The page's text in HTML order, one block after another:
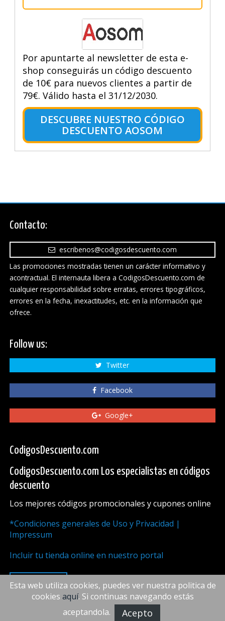
Por apuntarte al newsletter de esta e-
shop conseguirás un código descuento
de 10€ para nuevos clientes a partir de
79€. Válido hasta el 31/12/2030.
DESCUBRE NUESTRO CÓDIGO
DESCUENTO AOSOM
Contacto:
escribenos@codigosdescuento.com
Las promociones mostradas tienen un carácter informativo y
acontractual. El internauta libera a CodigosDescuento.com de
cualquier responsabilidad sobre erratas, errores tipográficos,
errores en la fecha, inexactitudes, etc. en la información que
ofrece.
Follow us:
Twitter
Facebook
Google+
CodigosDescuento.com
CodigosDescuento.com Los especialistas en códigos
descuento
Los mejores códigos promocionales y cupones online
*Condiciones generales de Uso y Privacidad |
Impressum
Incluir tu tienda online en nuestro portal
ARRIBA
FiveDoors Network 2018
Esta web utiliza cookies, puedes ver nuestra politica de
cookies aquí. Si continuas navegando estás
aceptandola.
Acepto